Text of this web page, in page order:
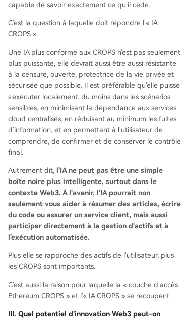
capable de savoir exactement ce qu'il cède.
C'est la question à laquelle doit répondre l'« IA
CROPS ».
Une IA plus conforme aux CROPS n'est pas seulement
plus puissante, elle devrait aussi être aussi résistante
à la censure, ouverte, protectrice de la vie privée et
sécurisée que possible. Il est préférable qu'elle puisse
s'exécuter localement, du moins dans les scénarios
sensibles, en minimisant la dépendance aux services
cloud centralisés, en réduisant au minimum les fuites
d'information, et en permettant à l'utilisateur de
comprendre, de confirmer et de conserver le contrôle
final.
Autrement dit, l'IA ne peut pas être une simple
boîte noire plus intelligente, surtout dans le
contexte Web3. À l'avenir, l'IA pourrait non
seulement vous aider à résumer des articles, écrire
du code ou assurer un service client, mais aussi
participer directement à la gestion d'actifs et à
l'exécution automatisée.
Plus elle se rapproche des actifs de l'utilisateur, plus
les CROPS sont importants.
C'est aussi la raison pour laquelle la « couche d'accès
Ethereum CROPS » et l'« IA CROPS » se recoupent.
III. Quel potentiel d'innovation Web3 peut-on